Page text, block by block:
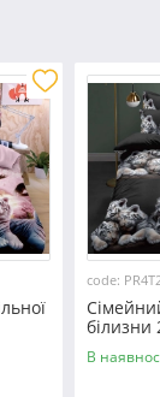
code:
білизни
В